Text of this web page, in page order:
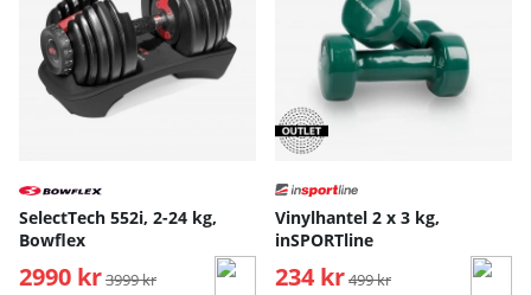
SelectTech 552i, 2-24 kg,
Bowflex
2990 kr Ordinarie pris:
3999 kr
Vinylhantel 2 x 3 kg,
inSPORTline
234 kr Ordinarie pris:
499 kr